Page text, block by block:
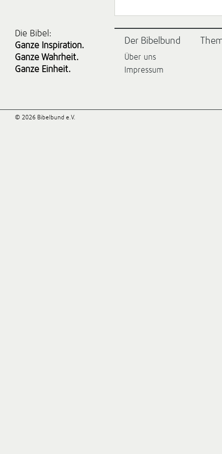
Die Bibel:
Ganze Inspiration.
Ganze Wahrheit.
Ganze Einheit.
Der Bibelbund
Über uns
Impressum
© 2026 Bibelbund e.V.